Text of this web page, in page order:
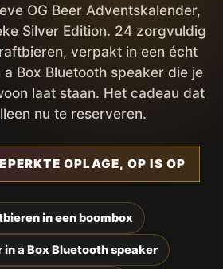
OG Beer Adventskalender,
Silver Edition. 24 zorgvuldig
verpakt in een écht
Box Bluetooth speaker die je
laat staan. Het cadeau dat
nu te reserveren.
OPLAGE, OP IS OP
in een boombox
in a Box Bluetooth speaker